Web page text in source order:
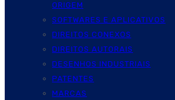
ORIGEM
SOFTWARES E APLICATIVOS
DIREITOS CONEXOS
DIREITOS AUTORAIS
DESENHOS INDUSTRIAIS
PATENTES
MARCAS